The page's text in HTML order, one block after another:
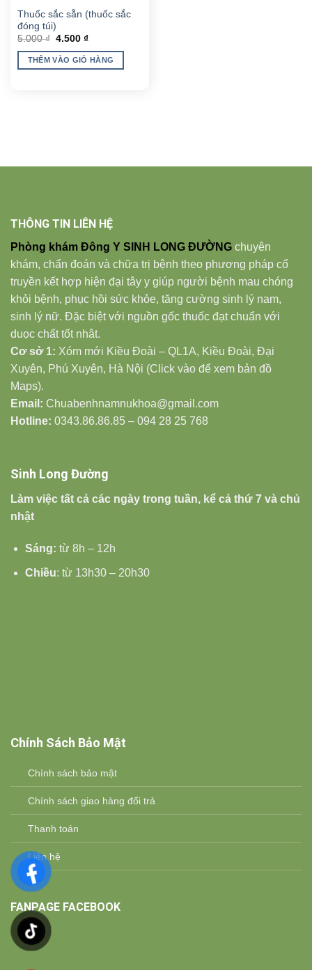
Thuốc sắc sẵn (thuốc sắc
đóng túi)
5.000₫ Giá
là:
5.000 ₫.
4.500 ₫Giá
tại
là:
THÊM VÀO GIỎ HÀNG
THÔNG TIN LIÊN HỆ
Phòng khám Đông Y SINH LONG ĐƯỜNG chuyên
khám, chẩn đoán và chữa trị bệnh theo phương pháp cổ
truyền kết hợp hiện đại tây y giúp người bệnh mau chóng
khỏi bệnh, phục hồi sức khỏe, tăng cường sinh lý nam,
sinh lý nữ. Đặc biệt với nguồn gốc thuốc đạt chuẩn với
duọc chất tốt nhât.
Cơ sở 1: Xóm mới Kiều Đoài – QL1A, Kiều Đoài, Đại
Xuyên, Phú Xuyên, Hà Nội (Click vào để xem bản đồ
Maps).
Email: Chuabenhnamnukhoa@gmail.com
Hotline: 0343.86.86.85 – 094 28 25 768
Sinh Long Đường
Làm việc tất cả các ngày trong tuần, kể cả thứ 7 và chủ
nhật
Sáng: từ 8h – 12h
Chiều: từ 13h30 – 20h30
Chính Sách Bảo Mật
Chính sách bảo mật
Chính sách giao hàng đổi trả
Thanh toán
Liên hệ
FANPAGE FACEBOOK